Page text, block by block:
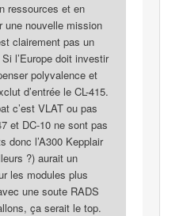
ressources et en
une nouvelle mission
clairement pas un
l’Europe doit investir
polyvalence et
d’entrée le CL-415.
c’est VLAT ou pas
et DC-10 ne sont pas
donc l’A300 Kepplair
?) aurait un
les modules plus
une soute RADS
ça serait le top.